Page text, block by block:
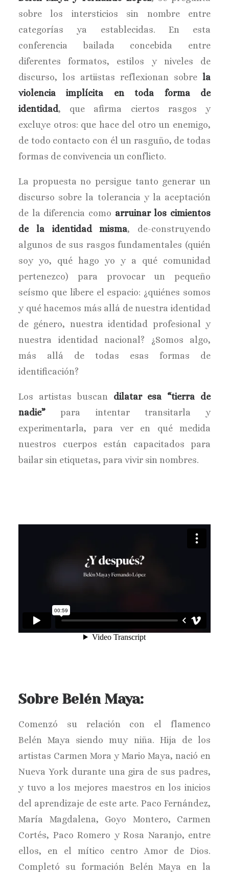
sobre los intersticios sin nombre entre
categorías ya establecidas. En esta
conferencia bailada concebida entre
diferentes formatos, estilos y niveles de
discurso, los artiistas reflexionan sobre la
violencia implícita en toda forma de
identidad, que afirma ciertos rasgos y
excluye otros: que hace del otro un enemigo,
de todo contacto con él un rasguño, de todas
formas de convivencia un conflicto.
La propuesta no persigue tanto generar un
discurso sobre la tolerancia y la aceptación
de la diferencia como arruinar los cimientos
de la identidad misma, de-construyendo
algunos de sus rasgos fundamentales (quién
soy yo, qué hago yo y a qué comunidad
pertenezco) para provocar un pequeño
seísmo que libere el espacio: ¿quiénes somos
y qué hacemos más allá de nuestra identidad
de género, nuestra identidad profesional y
nuestra identidad nacional? ¿Somos algo,
más allá de todas esas formas de
identificación?
Los artistas buscan dilatar esa “tierra de
nadie” para intentar transitarla y
experimentarla, para ver en qué medida
nuestros cuerpos están capacitados para
bailar sin etiquetas, para vivir sin nombres.
Sobre Belén Maya:
Comenzó su relación con el flamenco
Belén Maya siendo muy niña. Hija de los
artistas Carmen Mora y Mario Maya, nació en
Nueva York durante una gira de sus padres,
y tuvo a los mejores maestros en los inicios
del aprendizaje de este arte. Paco Fernández,
María Magdalena, Goyo Montero, Carmen
Cortés, Paco Romero y Rosa Naranjo, entre
ellos, en el mítico centro Amor de Dios.
Completó su formación Belén Maya en la